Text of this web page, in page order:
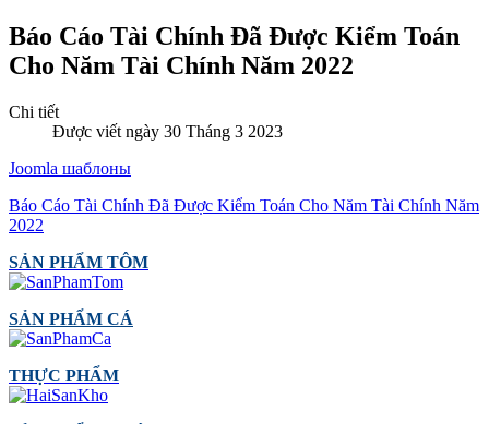
Báo Cáo Tài Chính Đã Được Kiểm Toán
Cho Năm Tài Chính Năm 2022
Chi tiết
Được viết ngày 30 Tháng 3 2023
Joomla шаблоны
Báo Cáo Tài Chính Đã Được Kiểm Toán Cho Năm Tài Chính Năm
2022
SẢN PHẨM TÔM
SẢN PHẨM CÁ
THỰC PHẨM